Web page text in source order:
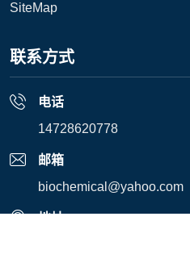
SiteMap
联系方式
电话
14728620778
邮箱
biochemical@yahoo.com
地址